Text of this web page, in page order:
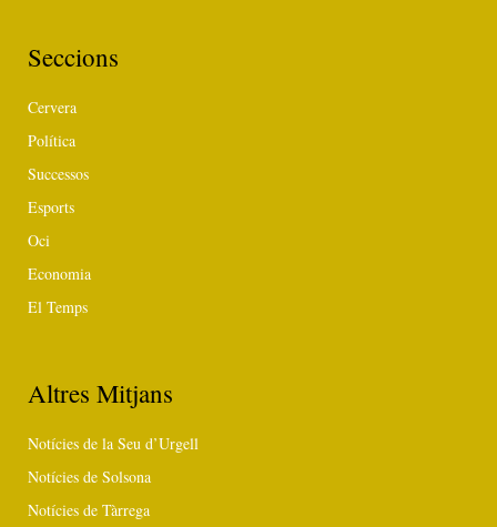
Seccions
Cervera
Política
Successos
Esports
Oci
Economia
El Temps
Altres Mitjans
Notícies de la Seu d’Urgell
Notícies de Solsona
Notícies de Tàrrega